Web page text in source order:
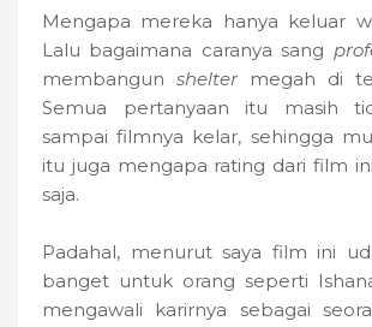
Mengapa mereka hanya keluar
Lalu bagaimana caranya sang
membangun shelter
megah di
Semua pertanyaan itu masih
sampai filmnya kelar, sehingga
itu juga mengapa rating dari film
saja.
Padahal, menurut saya film ini
banget untuk orang seperti
mengawali karirnya sebagai